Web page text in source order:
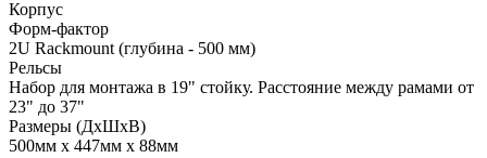
Корпус
Форм-фактор
2U Rackmount (глубина - 500 мм)
Рельсы
Набор для монтажа в 19" стойку. Расстояние между рамами от
23" до 37"
Размеры (ДхШхВ)
500мм х 447мм х 88мм